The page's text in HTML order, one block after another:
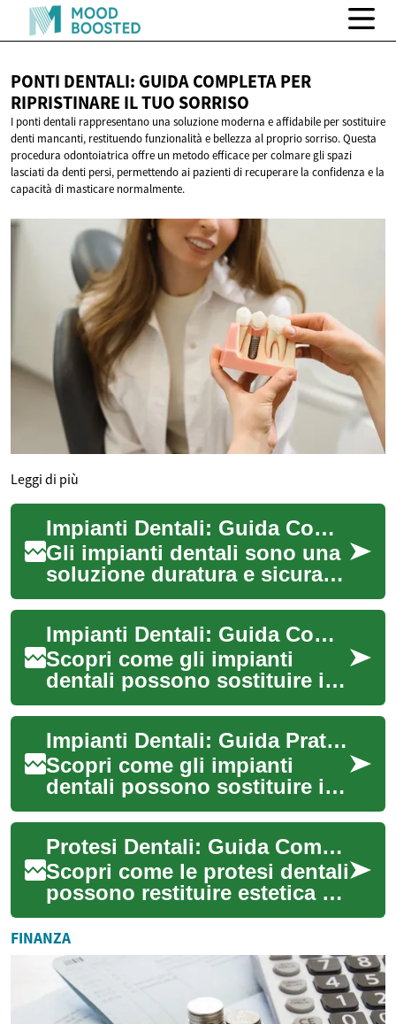
PONTI DENTALI: GUIDA COMPLETA PER
RIPRISTINARE ILTUO SORRISO
I ponti dentali rappresentano una soluzione moderna e affidabile per sostituire
denti mancanti, restituendo funzionalità e bellezza al proprio sorriso. Questa
procedura odontoiatrica offre un metodo efficace per colmare gli spazi
lasciati da denti persi, permettendo ai pazienti di recuperare la confidenza e la
capacità di masticare normalmente.
Leggi di più
Impianti Dentali: Guida Completa per il Tuo Sorriso
Gli impianti dentali sono una
soluzione duratura e sicura
per sostituire denti mancanti,
offrendo estetica naturale e...
Impianti Dentali: Guida Completa per Ripristinare il Sorriso
Scopri come gli impianti
dentali possono sostituire i
denti mancanti con soluzioni
stabili e dall'aspetto naturale.
Q...
Impianti Dentali: Guida Pratica per Ripristinare il Sorriso
Scopri come gli impianti
dentali possono sostituire i
denti mancanti con risultati
stabili, estetici e funzionali.
Qu...
Protesi Dentali: Guida Completa per Ripristinare il Sorriso
Scopri come le protesi dentali
possono restituire estetica e
funzione al tuo sorriso.
Questa guida esplora le
opzioni...
FINANZA